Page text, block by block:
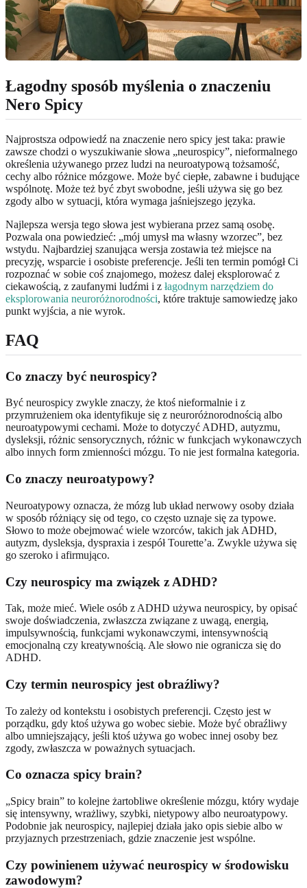
Łagodny sposób myślenia o znaczeniu
Nero Spicy
Najprostsza odpowiedź na znaczenie nero spicy jest taka: prawie
zawsze chodzi o wyszukiwanie słowa „neurospicy”, nieformalnego
określenia używanego przez ludzi na neuroatypową tożsamość,
cechy albo różnice mózgowe. Może być ciepłe, zabawne i budujące
wspólnotę. Może też być zbyt swobodne, jeśli używa się go bez
zgody albo w sytuacji, która wymaga jaśniejszego języka.
Najlepsza wersja tego słowa jest wybierana przez samą osobę.
Pozwala ona powiedzieć: „mój umysł ma własny wzorzec”, bez
wstydu. Najbardziej szanująca wersja zostawia też miejsce na
precyzję, wsparcie i osobiste preferencje. Jeśli ten termin pomógł Ci
rozpoznać w sobie coś znajomego, możesz dalej eksplorować z
ciekawością, z zaufanymi ludźmi i z łagodnym narzędziem do
eksplorowania neuroróżnorodności, które traktuje samowiedzę jako
punkt wyjścia, a nie wyrok.
FAQ
Co znaczy być neurospicy?
Być neurospicy zwykle znaczy, że ktoś nieformalnie i z
przymrużeniem oka identyfikuje się z neuroróżnorodnością albo
neuroatypowymi cechami. Może to dotyczyć ADHD, autyzmu,
dysleksji, różnic sensorycznych, różnic w funkcjach wykonawczych
albo innych form zmienności mózgu. To nie jest formalna kategoria.
Co znaczy neuroatypowy?
Neuroatypowy oznacza, że mózg lub układ nerwowy osoby działa
w sposób różniący się od tego, co często uznaje się za typowe.
Słowo to może obejmować wiele wzorców, takich jak ADHD,
autyzm, dysleksja, dyspraxia i zespół Tourette’a. Zwykle używa się
go szeroko i afirmująco.
Czy neurospicy ma związek z ADHD?
Tak, może mieć. Wiele osób z ADHD używa neurospicy, by opisać
swoje doświadczenia, zwłaszcza związane z uwagą, energią,
impulsywnością, funkcjami wykonawczymi, intensywnością
emocjonalną czy kreatywnością. Ale słowo nie ogranicza się do
ADHD.
Czy termin neurospicy jest obraźliwy?
To zależy od kontekstu i osobistych preferencji. Często jest w
porządku, gdy ktoś używa go wobec siebie. Może być obraźliwy
albo umniejszający, jeśli ktoś używa go wobec innej osoby bez
zgody, zwłaszcza w poważnych sytuacjach.
Co oznacza spicy brain?
„Spicy brain” to kolejne żartobliwe określenie mózgu, który wydaje
się intensywny, wrażliwy, szybki, nietypowy albo neuroatypowy.
Podobnie jak neurospicy, najlepiej działa jako opis siebie albo w
przyjaznych przestrzeniach, gdzie znaczenie jest wspólne.
Czy powinienem używać neurospicy w środowisku
zawodowym?